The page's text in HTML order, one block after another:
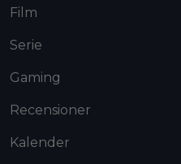
Film
Serie
Gaming
Recensioner
Kalender